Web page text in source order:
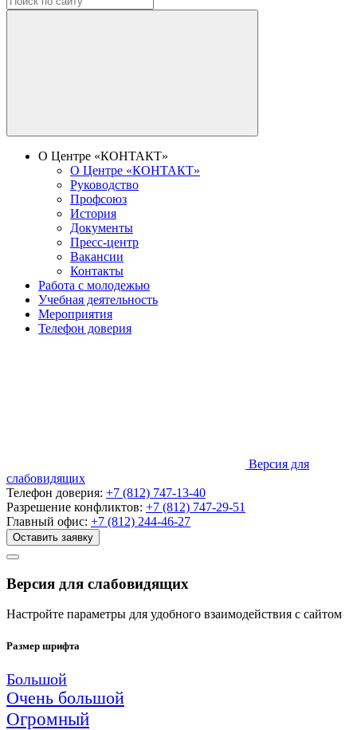
О Центре «КОНТАКТ»
О Центре «КОНТАКТ»
Руководство
Профсоюз
История
Документы
Пресс-центр
Вакансии
Контакты
Работа с молодежью
Учебная деятельность
Мероприятия
Телефон доверия
Версия для
слабовидящих
Телефон доверия: +7 (812) 747-13-40
Разрешение конфликтов: +7 (812) 747-29-51
Главный офис: +7 (812) 244-46-27
Оставить заявку
Версия для слабовидящих
Настройте параметры для удобного взаимодействия с сайтом
Размер шрифта
Большой
Очень большой
Огромный